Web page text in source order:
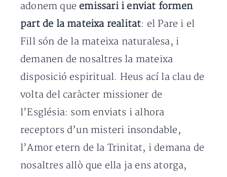
adonem que emissari i enviat formen
part de la mateixa realitat: el Pare i el
Fill són de la mateixa naturalesa, i
demanen de nosaltres la mateixa
disposició espiritual. Heus ací la clau de
volta del caràcter missioner de
l’Església: som enviats i alhora
receptors d’un misteri insondable,
l’Amor etern de la Trinitat, i demana de
nosaltres allò que ella ja ens atorga,